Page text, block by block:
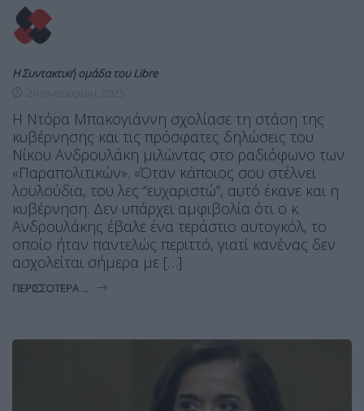
Η Συντακτική ομάδα του Libre
Η Ντόρα Μπακογιάννη σχολίασε τη στάση της
κυβέρνησης και τις πρόσφατες δηλώσεις του
Νίκου Ανδρουλάκη μιλώντας στο ραδιόφωνο των
«Παραπολιτικών». «Όταν κάποιος σου στέλνει
λουλούδια, του λες “ευχαριστώ”, αυτό έκανε και η
κυβέρνηση. Δεν υπάρχει αμφιβολία ότι ο κ.
Ανδρουλάκης έβαλε ένα τεράστιο αυτογκόλ, το
οποίο ήταν παντελώς περιττό, γιατί κανένας δεν
ασχολείται σήμερα με […]
ΠΕΡΙΣΣΌΤΕΡΑ ...